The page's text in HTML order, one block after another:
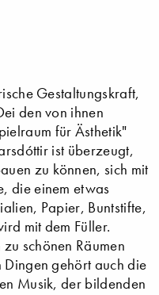
Gestaltungs­kraft,
den von ihnen
für Ästhetik"
ist überzeugt,
zu können, sich mit
die einem etwas
Papier, Buntstifte,
mit dem Füller.
schönen Räumen
Dingen gehört auch die
Musik, der bildenden